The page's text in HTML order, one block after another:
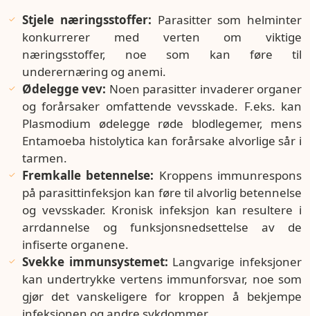
Stjele næringsstoffer: Parasitter som helminter
konkurrerer med verten om viktige
næringsstoffer, noe som kan føre til
underernæring og anemi.
Ødelegge vev: Noen parasitter invaderer organer
og forårsaker omfattende vevsskade. F.eks. kan
Plasmodium ødelegge røde blodlegemer, mens
Entamoeba histolytica kan forårsake alvorlige sår i
tarmen.
Fremkalle betennelse: Kroppens immunrespons
på parasittinfeksjon kan føre til alvorlig betennelse
og vevsskader. Kronisk infeksjon kan resultere i
arrdannelse og funksjonsnedsettelse av de
infiserte organene.
Svekke immunsystemet: Langvarige infeksjoner
kan undertrykke vertens immunforsvar, noe som
gjør det vanskeligere for kroppen å bekjempe